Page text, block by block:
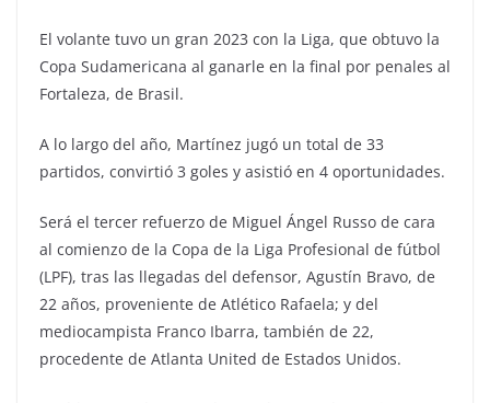
El volante tuvo un gran 2023 con la Liga, que obtuvo la
Copa Sudamericana al ganarle en la final por penales al
Fortaleza, de Brasil.
A lo largo del año, Martínez jugó un total de 33
partidos, convirtió 3 goles y asistió en 4 oportunidades.
Será el tercer refuerzo de Miguel Ángel Russo de cara
al comienzo de la Copa de la Liga Profesional de fútbol
(LPF), tras las llegadas del defensor, Agustín Bravo, de
22 años, proveniente de Atlético Rafaela; y del
mediocampista Franco Ibarra, también de 22,
procedente de Atlanta United de Estados Unidos.